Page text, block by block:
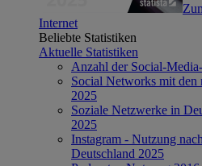
Internet
Beliebte Statistiken
Aktuelle Statistiken
Anzahl der Social-
Social Networks mit
2025
Soziale Netzwerke in
2025
Instagram - Nutzung
Deutschland 2025